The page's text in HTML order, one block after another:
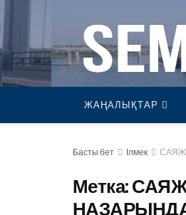
ЖАҢАЛЫҚТАР
Басты бет Ілмек
Метка: